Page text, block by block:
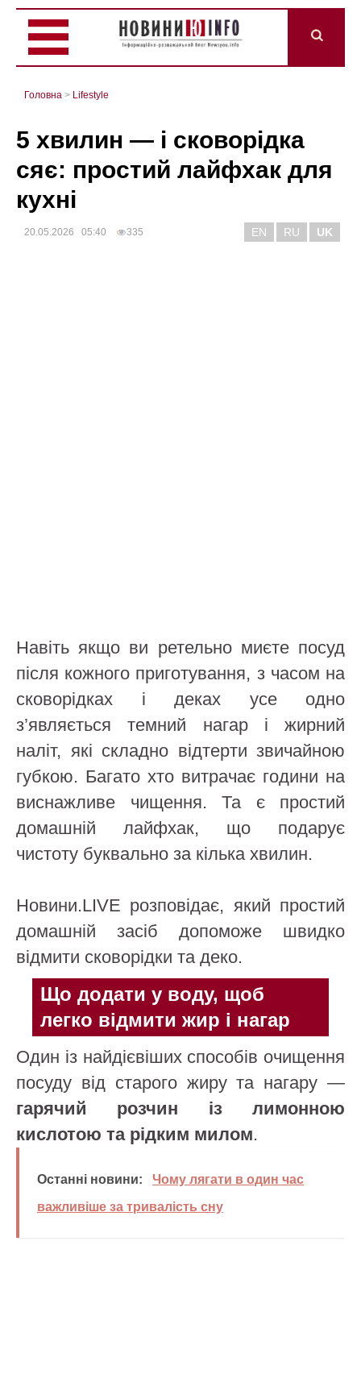
Головна > Lifestyle
5 хвилин — і сковорідка
сяє: простий лайфхак для
кухні
20.05.2026 05:40 335 EN RU UK
Навіть якщо ви ретельно миєте посуд
після кожного приготування, з часом на
сковорідках і деках усе одно
з’являється темний нагар і жирний
наліт, які складно відтерти звичайною
губкою. Багато хто витрачає години на
виснажливе чищення. Та є простий
домашній лайфхак, що подарує
чистоту буквально за кілька хвилин.
Новини.LIVE розповідає, який простий
домашній засіб допоможе швидко
відмити сковорідки та деко.
Що додати у воду, щоб
легко відмити жир і нагар
Один із найдієвіших способів очищення
посуду від старого жиру та нагару —
гарячий розчин із лимонною
кислотою та рідким милом.
Останні новини:
Чому лягати в один час
важливіше за тривалість сну